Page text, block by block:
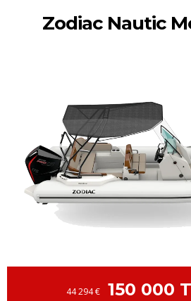
Zodiac Nautic
150 000
44 294 €